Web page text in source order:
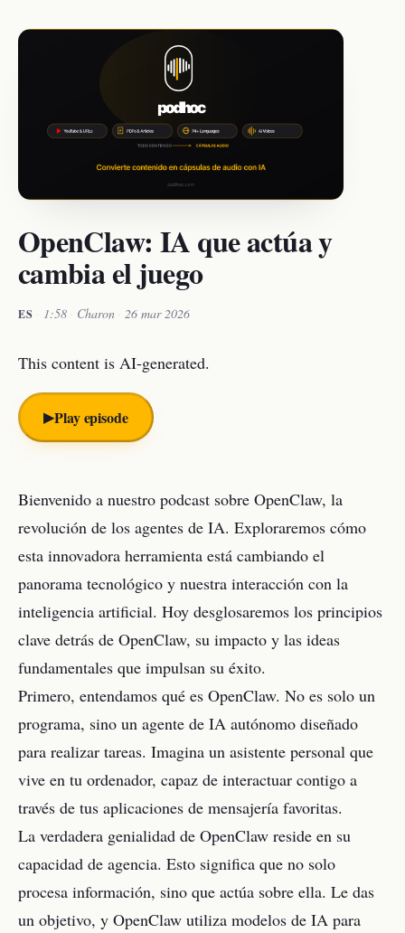
OpenClaw: IA que actúa y
cambia el juego
ES · 1:58 · Charon · 26 mar 2026
This content is AI-generated.
▶︎Play episode
Bienvenido a nuestro podcast sobre OpenClaw, la
revolución de los agentes de IA. Exploraremos cómo
esta innovadora herramienta está cambiando el
panorama tecnológico y nuestra interacción con la
inteligencia artificial. Hoy desglosaremos los principios
clave detrás de OpenClaw, su impacto y las ideas
fundamentales que impulsan su éxito.
Primero, entendamos qué es OpenClaw. No es solo un
programa, sino un agente de IA autónomo diseñado
para realizar tareas. Imagina un asistente personal que
vive en tu ordenador, capaz de interactuar contigo a
través de tus aplicaciones de mensajería favoritas.
La verdadera genialidad de OpenClaw reside en su
capacidad de agencia. Esto significa que no solo
procesa información, sino que actúa sobre ella. Le das
un objetivo, y OpenClaw utiliza modelos de IA para